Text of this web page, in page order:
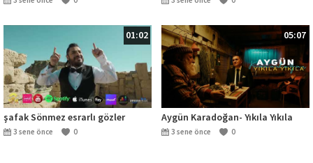
01:02
şafak Sönmez esrarlı gözler
3 sene önce 0
05:07
Aygün Karadoğan- Yıkıla Yıkıla
3 sene önce 0